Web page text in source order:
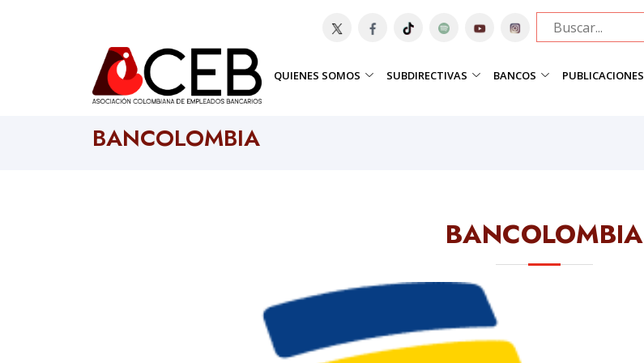
QUIENES SOMOS SUBDIRECTIVAS BANCOS PUBLICACIONES
Home Bancos
BANCOLOMBIA
BANCOLOMBIA